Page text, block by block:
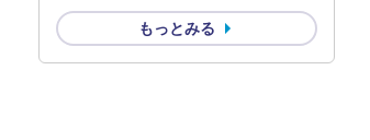
もっとみる